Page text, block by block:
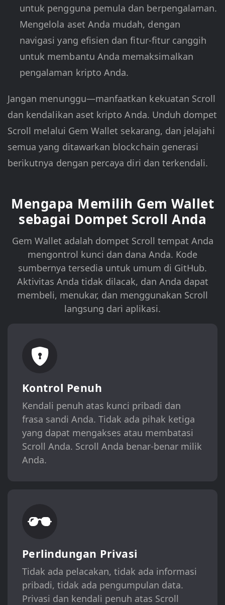
untuk pengguna pemula dan berpengalaman.
Mengelola aset Anda mudah, dengan
navigasi yang efisien dan fitur-fitur canggih
untuk membantu Anda memaksimalkan
pengalaman kripto Anda.
Jangan menunggu—manfaatkan kekuatan Scroll
dan kendalikan aset kripto Anda. Unduh dompet
Scroll melalui Gem Wallet sekarang, dan jelajahi
semua yang ditawarkan blockchain generasi
berikutnya dengan percaya diri dan terkendali.
Mengapa Memilih Gem Wallet
sebagai Dompet Scroll Anda
Gem Wallet adalah dompet Scroll tempat Anda
mengontrol kunci dan dana Anda. Kode
sumbernya tersedia untuk umum di GitHub.
Aktivitas Anda tidak dilacak, dan Anda dapat
membeli, menukar, dan menggunakan Scroll
langsung dari aplikasi.
Kontrol Penuh
Kendali penuh atas kunci pribadi dan
frasa sandi Anda. Tidak ada pihak ketiga
yang dapat mengakses atau membatasi
Scroll Anda. Scroll Anda benar-benar milik
Anda.
Perlindungan Privasi
Tidak ada pelacakan, tidak ada informasi
pribadi, tidak ada pengumpulan data.
Privasi dan kendali penuh atas Scroll